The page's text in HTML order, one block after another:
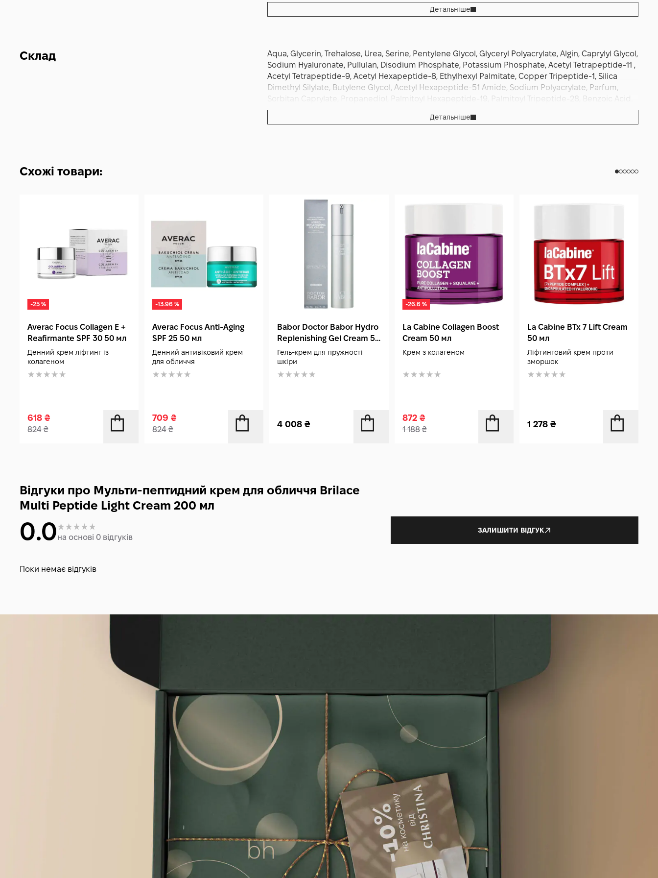
Детальніше
Склад
Aqua, Glycerin, Trehalose, Urea, Serine, Pentylene Glycol, Glyceryl Polyacrylate, Algin, Caprylyl Glycol,
Sodium Hyaluronate, Pullulan, Disodium Phosphate, Potassium Phosphate, Acetyl Tetrapeptide-11 ,
Acetyl Tetrapeptide-9, Acetyl Hexapeptide-8, Ethylhexyl Palmitate, Copper Tripeptide-1, Silica
Dimethyl Silylate, Butylene Glycol, Acetyl Hexapeptide-51 Amide, Sodium Polyacrylate, Parfum,
Sorbitan Caprylate, Propanediol, Palmitoyl Hexapeptide-19, Palmitoyl Tripeptide-28, Benzoic Acid.
Детальніше
Схожі товари:
-25 %
Averac Focus Collagen E +
Reafirmante SPF 30 50 мл
Денний крем ліфтинг із
колагеном
618 ₴
824₴
-13.96 %
Averac Focus Anti-Aging
SPF 25 50 мл
Денний антивіковий крем
для обличчя
709₴
824₴
Babor Doctor Babor Hydro
Replenishing Gel Cream 50
мл
Гель-крем для пружності
шкіри
4 008₴
-26.6 %
La Cabine Collagen Boost
Cream 50 мл
Крем з колагеном
872 ₴
1 188₴
La Cabine BTx 7 Lift Cream
50 мл
Ліфтинговий крем проти
зморшок
1 278 ₴
Відгуки про Мульти-пептидний крем для обличчя Brilace
Multi Peptide Light Cream 200 мл
0.0на основі 0 відгуків
ЗАЛИШИТИ ВІДГУК
Поки немає відгуків